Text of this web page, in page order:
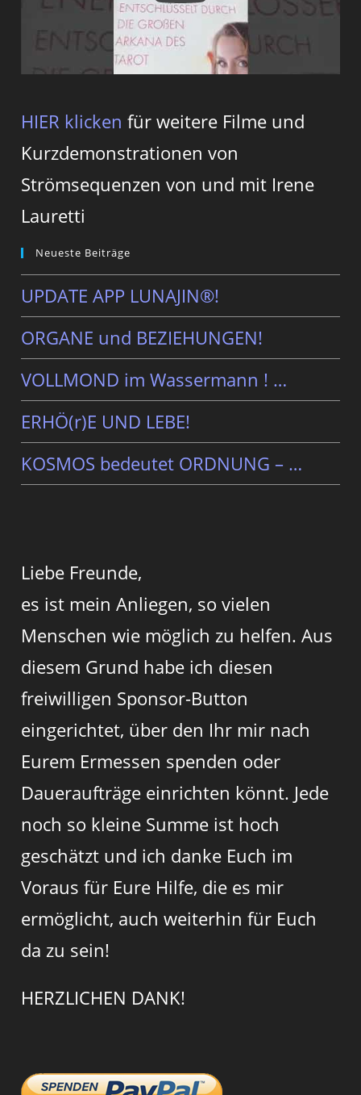
HIER klicken für weitere Filme und
Kurzdemonstrationen von
Strömsequenzen von und mit Irene
Lauretti
Neueste Beiträge
UPDATE APP LUNAJIN®!
ORGANE und BEZIEHUNGEN!
VOLLMOND im Wassermann ! …
ERHÖ(r)E UND LEBE!
KOSMOS bedeutet ORDNUNG – …
Liebe Freunde,
es ist mein Anliegen, so vielen
Menschen wie möglich zu helfen. Aus
diesem Grund habe ich diesen
freiwilligen Sponsor-Button
eingerichtet, über den Ihr mir nach
Eurem Ermessen spenden oder
Daueraufträge einrichten könnt. Jede
noch so kleine Summe ist hoch
geschätzt und ich danke Euch im
Voraus für Eure Hilfe, die es mir
ermöglicht, auch weiterhin für Euch
da zu sein!
HERZLICHEN DANK!